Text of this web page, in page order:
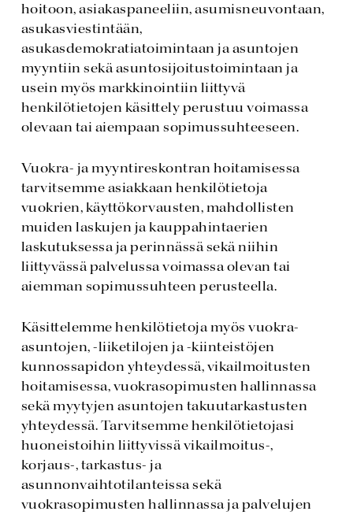
hoitoon, asiakaspaneeliin, asumisneuvontaan,
asukasviestintään,
asukasdemokratiatoimintaan ja asuntojen
myyntiin sekä asuntosijoitustoimintaan ja
usein myös markkinointiin liittyvä
henkilötietojen käsittely perustuu voimassa
olevaan tai aiempaan sopimussuhteeseen.
Vuokra- ja myyntireskontran hoitamisessa
tarvitsemme asiakkaan henkilötietoja
vuokrien, käyttökorvausten, mahdollisten
muiden laskujen ja kauppahintaerien
laskutuksessa ja perinnässä sekä niihin
liittyvässä palvelussa voimassa olevan tai
aiemman sopimussuhteen perusteella.
Käsittelemme henkilötietoja myös vuokra-
asuntojen, -liiketilojen ja -kiinteistöjen
kunnossapidon yhteydessä, vikailmoitusten
hoitamisessa, vuokrasopimusten hallinnassa
sekä myytyjen asuntojen takuutarkastusten
yhteydessä. Tarvitsemme henkilötietojasi
huoneistoihin liittyvissä vikailmoitus-,
korjaus-, tarkastus- ja
asunnonvaihtotilanteissa sekä
vuokrasopimusten hallinnassa ja palvelujen